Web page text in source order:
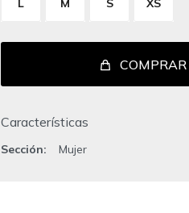
L M S XS
COMPRAR
Características
Sección Mujer